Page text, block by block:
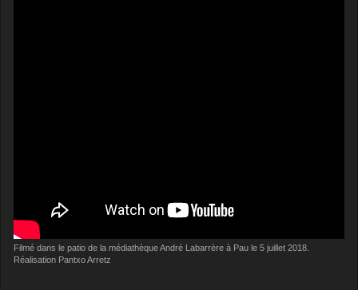
Filmé dans le patio de la médiathèque André Labarrère à Pau le 5 juillet 2018.
Réalisation Pantxo Arretz